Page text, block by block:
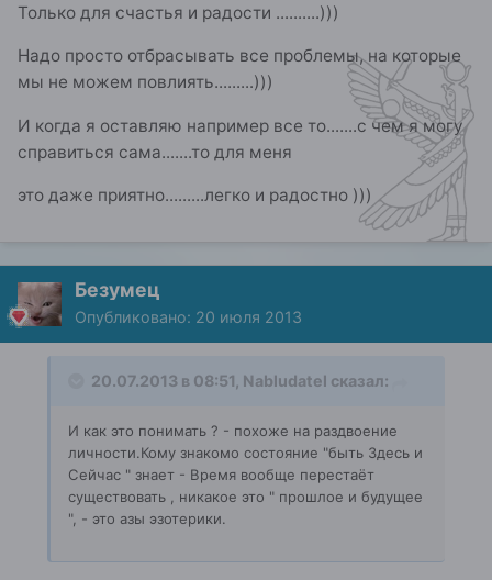
Только для счастья и радости ..........)))
Надо просто отбрасывать все проблемы, на которые
мы не можем повлиять.........)))
И когда я оставляю например все то.......с чем я могу
справиться сама.......то для меня
это даже приятно.........легко и радостно )))
Безумец
Опубликовано: 20 июля 2013
20.07.2013 в 08:51, Nabludatel сказал:
И как это понимать ? - похоже на раздвоение
личности.Кому знакомо состояние "быть Здесь и
Сейчас " знает - Время вообще перестаёт
существовать , никакое это " прошлое и будущее
", - это азы эзотерики.